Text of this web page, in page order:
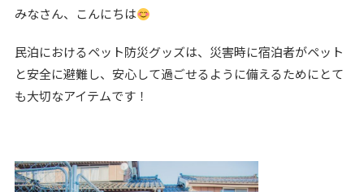
みなさん、こんにちは
民泊におけるペット防災グッズは、災害時に宿泊者がペット
と安全に避難し、安心して過ごせるように備えるためにとて
も大切なアイテムです！